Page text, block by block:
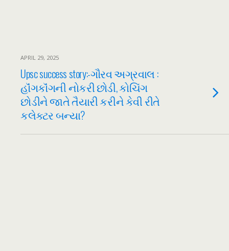
APRIL 29, 2025
Upsc success story:-ગૌરવ અગ્રવાલ :
હૉંગકૉંગની નોકરી છોડી, કોચિંગ
છોડીને જાતે તૈયારી કરીને કેવી રીતે
કલેક્ટર બન્યા?